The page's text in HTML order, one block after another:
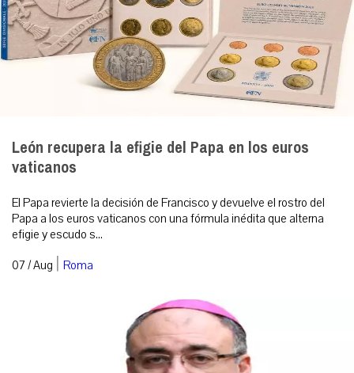
León recupera la efigie del Papa en los euros
vaticanos
El Papa revierte la decisión de Francisco y devuelve el rostro del
Papa a los euros vaticanos con una fórmula inédita que alterna
efigie y escudo s...
07 / Aug | Roma